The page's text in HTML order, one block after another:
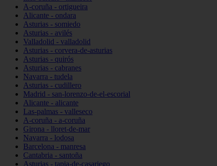
A-coruña - ortigueira
Alicante - ondara
Asturias - somiedo
Asturias - avilés
Valladolid - valladolid
Asturias - corvera-de-asturias
Asturias - quirós
Asturias - cabranes
Navarra - tudela
Asturias - cudillero
Madrid - san-lorenzo-de-el-escorial
Alicante - alicante
Las-palmas - valleseco
A-coruña - a-coruña
Girona - lloret-de-mar
Navarra - lodosa
Barcelona - manresa
Cantabria - santoña
Asturias - tapia-de-casariego